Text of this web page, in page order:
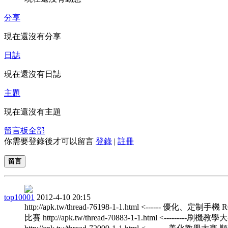
分享
現在還沒有分享
日誌
現在還沒有日誌
主題
現在還沒有主題
留言板全部
你需要登錄後才可以留言 登錄 | 註冊
留言
top10001 2012-4-10 20:15
http://apk.tw/thread-76198-1-1.html <------ 優化、定制手機
比賽 http://apk.tw/thread-70883-1-1.html <---------刷機教學